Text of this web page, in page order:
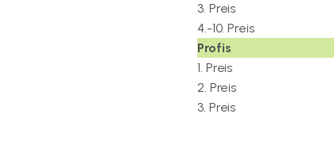
3. Preis
4.-10. Preis
Profis
1. Preis
2. Preis
3. Preis